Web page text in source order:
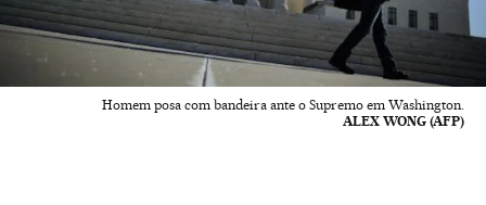
Homem posa com bandeira ante o Supremo em Washington.
ALEX WONG (AFP)